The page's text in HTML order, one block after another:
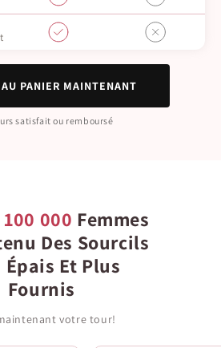
PANIER MAINTENANT
satisfait ou remboursé
100 000 Femmes
Des Sourcils
Épais Et Plus
Fournis
votre tour!